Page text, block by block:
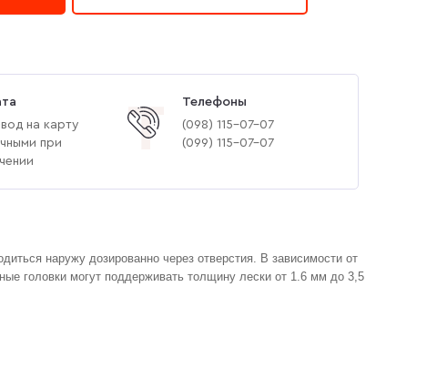
на карту
при
Т
Телефоны
(‎098) 115-07-07
(‎099) 115-07-07
наружу дозированно через отверстия. В зависимости от
головки могут поддерживать толщину лески от 1.6 мм до 3,5